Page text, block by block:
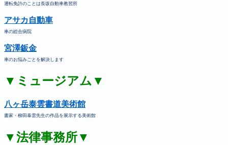
運転免許のことは長坂自動車教習所
アサカ自動車
車の総合病院
宮澤鈑金
車のお悩みごとを解決します
▼ミュージアム▼
八ヶ岳泰雲書道美術館
書家・柳田泰雲先生の作品を展示する美術館
▼法律事務所▼